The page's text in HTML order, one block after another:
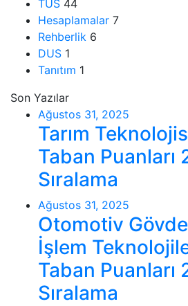
TUS 44
Hesaplamalar 7
Rehberlik 6
DUS 1
Tanıtım 1
Son Yazılar
Ağustos 31, 2025
Tarım
Taban Puanları
Sıralama
Ağustos 31, 2025
Otomotiv
İşlem
Taban Puanları
Sıralama